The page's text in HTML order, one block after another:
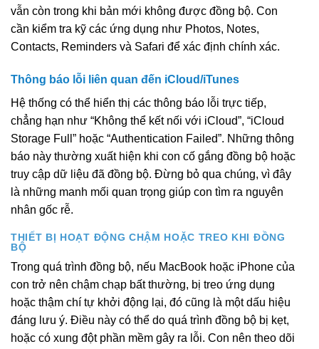
vẫn còn trong khi bản mới không được đồng bộ. Con
cần kiểm tra kỹ các ứng dụng như Photos, Notes,
Contacts, Reminders và Safari để xác định chính xác.
Thông báo lỗi liên quan đến iCloud/iTunes
Hệ thống có thể hiển thị các thông báo lỗi trực tiếp,
chẳng hạn như “Không thể kết nối với iCloud”, “iCloud
Storage Full” hoặc “Authentication Failed”. Những thông
báo này thường xuất hiện khi con cố gắng đồng bộ hoặc
truy cập dữ liệu đã đồng bộ. Đừng bỏ qua chúng, vì đây
là những manh mối quan trọng giúp con tìm ra nguyên
nhân gốc rễ.
THIẾT BỊ HOẠT ĐỘNG CHẬM HOẶC TREO KHI ĐỒNG
BỘ
Trong quá trình đồng bộ, nếu MacBook hoặc iPhone của
con trở nên chậm chạp bất thường, bị treo ứng dụng
hoặc thậm chí tự khởi động lại, đó cũng là một dấu hiệu
đáng lưu ý. Điều này có thể do quá trình đồng bộ bị kẹt,
hoặc có xung đột phần mềm gây ra lỗi. Con nên theo dõi